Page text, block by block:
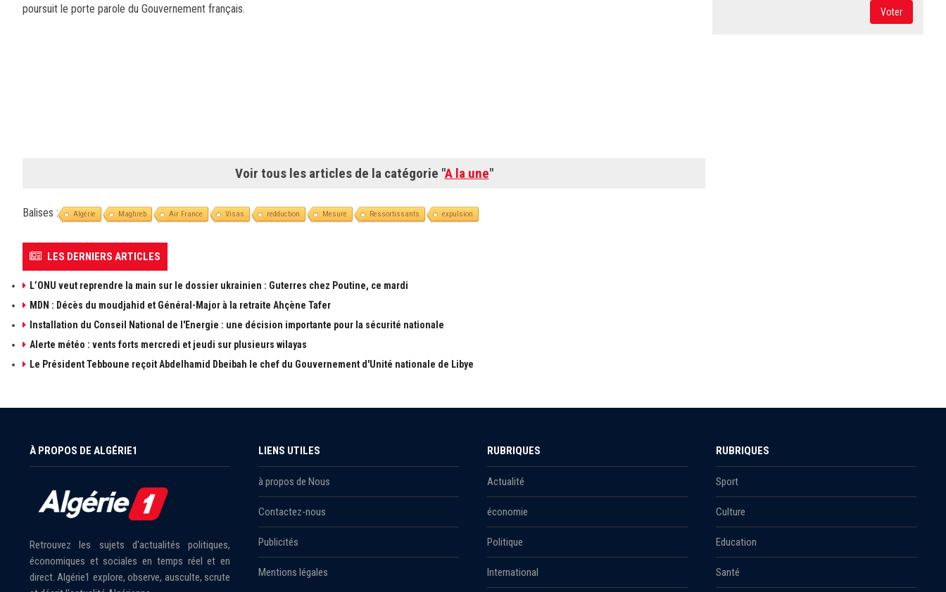
poursuit le porte parole du Gouvernement français.
Voir tous les articles de la catégorie "A la une"
Balises : Algérie Maghreb Air France Visas redduction Mesure Ressortissants expulsion
LES DERNIERS ARTICLES
L’ONU veut reprendre la main sur le dossier ukrainien : Guterres chez Poutine, ce mardi
MDN : Décès du moudjahid et Général-Major à la retraite Ahçène Tafer
Installation du Conseil National de l'Energie : une décision importante pour la sécurité nationale
Alerte météo : vents forts mercredi et jeudi sur plusieurs wilayas
Le Président Tebboune reçoit Abdelhamid Dbeibah le chef du Gouvernement d'Unité nationale de Libye
Voter
À PROPOS DE ALGÉRIE1
Retrouvez les sujets d'actualités politiques,
économiques et sociales en temps réel et en
direct. Algérie1 explore, observe, ausculte, scrute
LIENS UTILES
à propos de Nous
Contactez-nous
Publicités
Mentions légales
RUBRIQUES
Actualité
économie
Politique
International
RUBRIQUES
Sport
Culture
Education
Santé